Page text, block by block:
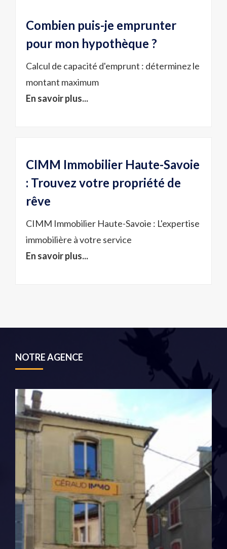
Combien puis-je emprunter
pour mon hypothèque ?
Calcul de capacité d'emprunt : déterminez le
montant maximum
En savoir plus...
CIMM Immobilier Haute-Savoie
: Trouvez votre propriété de
rêve
CIMM Immobilier Haute-Savoie : L'expertise
immobilière à votre service
En savoir plus...
NOTRE AGENCE